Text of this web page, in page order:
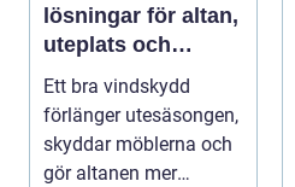
lösningar för altan,
uteplats och
uterum
Ett bra vindskydd
förlänger utesäsongen,
skyddar möblerna och
gör altanen mer